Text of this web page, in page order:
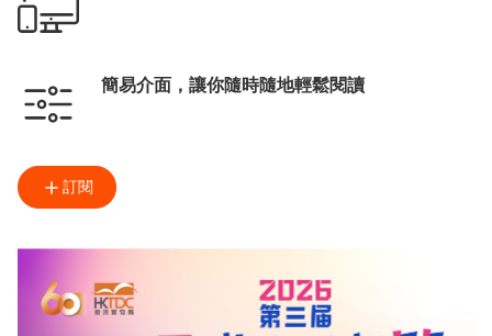
簡易介面，讓你隨時隨地輕鬆閱讀
訂閱